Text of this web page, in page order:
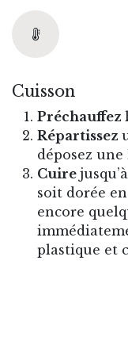
Cuisson
Préchauffez
Répartissez
déposez
Cuire
soit dorée
encore
plastique et